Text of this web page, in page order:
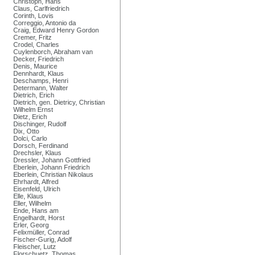
Claus, Carlfriedrich
Corinth, Lovis
Correggio, Antonio da
Craig, Edward Henry Gordon
Cremer, Fritz
Crodel, Charles
Cuylenborch, Abraham van
Decker, Friedrich
Denis, Maurice
Dennhardt, Klaus
Deschamps, Henri
Determann, Walter
Dietrich, Erich
Dietrich, gen. Dietricy, Christian
Wilhelm Ernst
Dietz, Erich
Dischinger, Rudolf
Dix, Otto
Dolci, Carlo
Dorsch, Ferdinand
Drechsler, Klaus
Dressler, Johann Gottfried
Eberlein, Johann Friedrich
Eberlein, Christian Nikolaus
Ehrhardt, Alfred
Eisenfeld, Ulrich
Elle, Klaus
Eller, Wilhelm
Ende, Hans am
Engelhardt, Horst
Erler, Georg
Felixmüller, Conrad
Fischer-Gurig, Adolf
Fleischer, Lutz